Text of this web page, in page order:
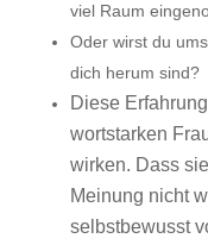
viel Raum
Oder wirst du
dich herum sind?
Diese
wortstarken
wirken. Dass
Meinung nicht
selbstbewusst